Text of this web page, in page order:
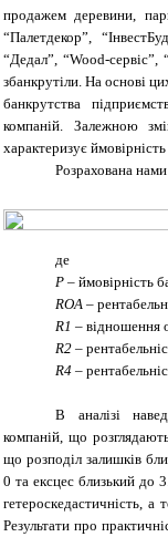
продажем деревини,
“Палетдекор”,
“Дедал”, “Wood-сервіс”,
збанкрутіли. На основі
банкрутства
компаній. Залежною
характеризує
Розрахована
де
P –ймовірність
ROA –
R1 –відношення
R2 –
R4 –
В аналізі
компаній, що
що розподіл залишків
0 та ексцес близький до
гетероскедастичність, а
Результати про